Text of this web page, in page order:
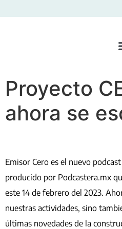
Proyecto
ahora se
Emisor Cero es el nuevo
producido por Podcastera.mx
este 14 de febrero del 2023.
nuestras actividades, sino
últimas novedades de la